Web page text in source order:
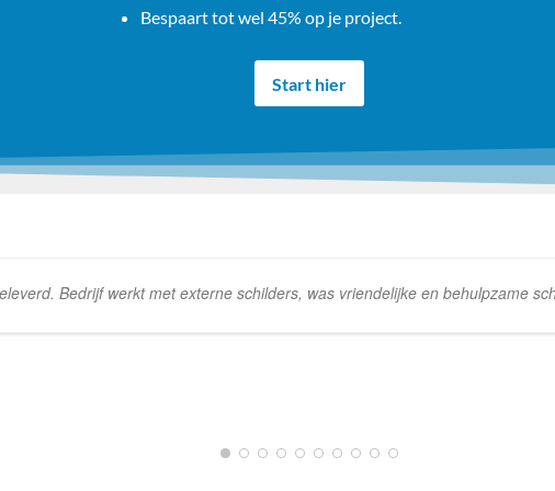
Bespaart tot wel 45% op je project.
Start hier
Bedrijf werkt met externe schilders, was vriendelijke en behulpzame
1 2 3 4 5 6 7 8 9 10